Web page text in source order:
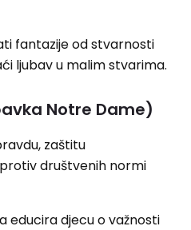
fantazije od stvarnosti
ljubav u malim stvarima.
Notre Dame)
zaštitu
društvenih normi
educira djecu o važnosti